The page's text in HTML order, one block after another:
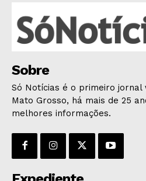
POLÍCIA
ESPORTES
ECONOMIA
OPINIÃO
Sobre
Só Notícias é o primeiro
Mato Grosso, há mais de 25
melhores informações.